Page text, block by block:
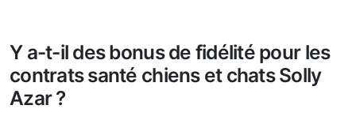
Y a-t-il des bonus de fidélité pour les
contrats santé chiens et chats Solly
Azar ?